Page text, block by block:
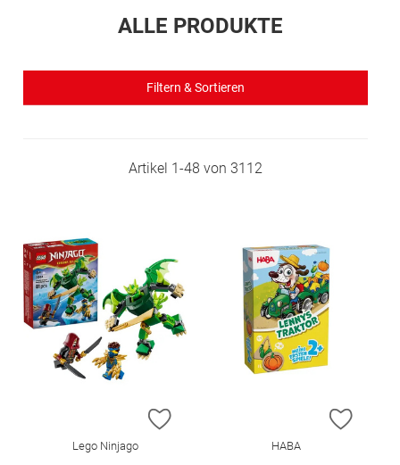
ALLE PRODUKTE
Filtern & Sortieren
Artikel 1 -48 von 3112
ZUR WUNSCHLISTE HINZUFÜGEN
Lego Ninjago
ZUR
HABA